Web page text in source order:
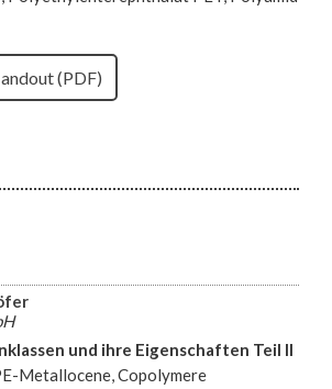
(PDF)
und ihre Eigenschaften Teil II
Metallocene, Copolymere